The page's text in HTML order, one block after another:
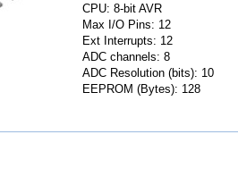
CPU: 8-bit AVR
Max I/O Pins: 12
Ext Interrupts: 12
ADC channels: 8
ADC Resolution (bits): 10
EEPROM (Bytes): 128